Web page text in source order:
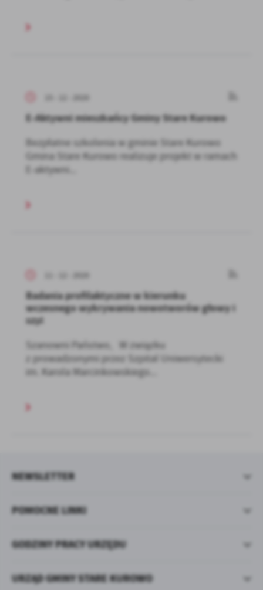
E-Aktywni mieszkańcy Gminy Stare Kurowo
Bezpłatne szkolenia w gminie Stare Kurowo
Gmina Stare Kurowo realizuje projekt w ramach
E-aktywni...
Badania profilaktyczne w kierunku
wczesnego wykrywania nowotworów głowy i
szyi
Szanowni Państwo, W związku
z prowadzonymi przez Szpital Uniwersytecki
im. Karola Marcinkowskiego...
POMOCNE LINKI
NEWSLETTER
GODZINY PRACY URZĘDU
URZĄD GMINY STARE KUROWO